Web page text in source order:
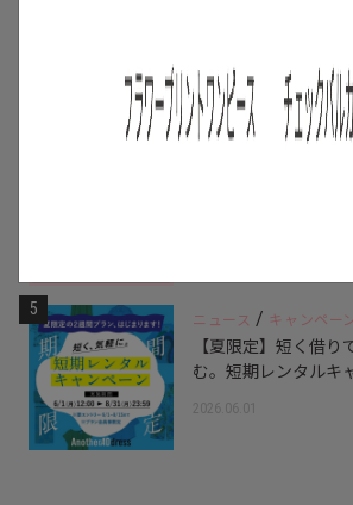
選
2026.07.16
5 ニュース / キャンペー
【夏限定】短く借り
む。短期レンタルキ
2026.06.01